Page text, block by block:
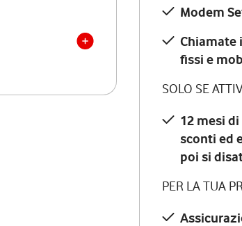
Modem
fissi e
SOLO SE
12 mesi
sconti ed
poi si
PER LA TUA